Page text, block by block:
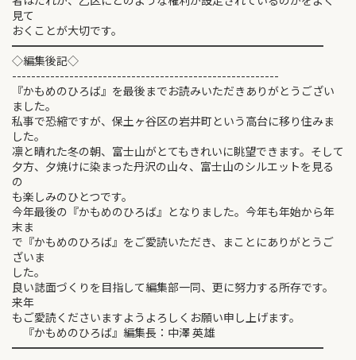
見て
おくことが大切です。
━━━━━━━━━━━━━━━━━━━━━━━━━━━━
◇編集後記◇
--------------------------------------------------------
『かもめのひろば』を最後までお読みいただきありがとうござい
ました。
私事で恐縮ですが、保土ヶ谷区の岩井町という高台に移り住みま
した。
凛と晴れた冬の朝、富士山がとてもきれいに眺望できます。そして
夕方、夕焼けに染まった丹沢の山々、富士山のシルエットを見る
の
も楽しみのひとつです。
今年最後の『かもめのひろば』となりました。今年も年始から年
末ま
で『かもめのひろば』をご愛読いただき、まことにありがとうご
ざいま
した。
良い誌面づくりを目指して編集部一同、更に努力する所存です。
来年
もご愛読くださいますようよろしくお願い申し上げます。
『かもめのひろば』編集長：中澤 英雄
━━━━━━━━━━━━━━━━━━━━━━━━━━━━